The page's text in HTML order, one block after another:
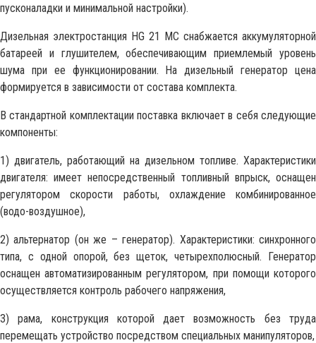
пусконаладки и минимальной настройки).
Дизельная электростанция HG 21 MC снабжается аккумуляторной
батареей и глушителем, обеспечивающим приемлемый уровень
шума при ее функционировании. На дизельный генератор цена
формируется в зависимости от состава комплекта.
В стандартной комплектации поставка включает в себя следующие
компоненты:
1) двигатель, работающий на дизельном топливе. Характеристики
двигателя: имеет непосредственный топливный впрыск, оснащен
регулятором скорости работы, охлаждение комбинированное
(водо-воздушное),
2) альтернатор (он же – генератор). Характеристики: синхронного
типа, с одной опорой, без щеток, четырехполюсный. Генератор
оснащен автоматизированным регулятором, при помощи которого
осуществляется контроль рабочего напряжения,
3) рама, конструкция которой дает возможность без труда
перемещать устройство посредством специальных манипуляторов,